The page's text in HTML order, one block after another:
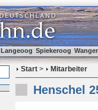
Langeoog Spiekeroog
Start > Mitarbeiter
Henschel